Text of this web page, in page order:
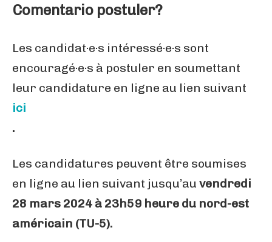
Comentario postuler?
Les candidat·e·s intéressé·e·s sont
encouragé·e·s à postuler en soumettant
leur candidature en ligne au lien suivant
ici
.
Les candidatures peuvent être soumises
en ligne au lien suivant jusqu’au vendredi
28 mars 2024 à 23h59 heure du nord-est
américain (TU-5).